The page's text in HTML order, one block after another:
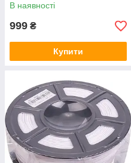
В наявності
999 ₴
Купити